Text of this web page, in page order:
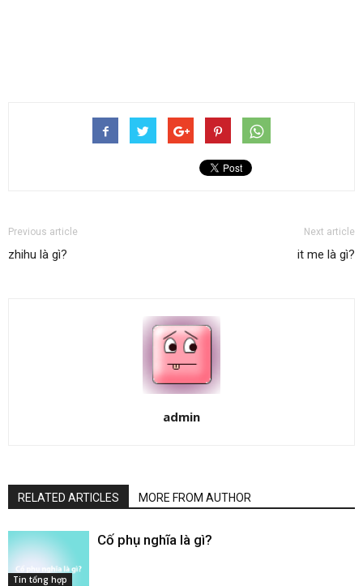
Previous article
zhihu là gì?
Next article
it me là gì?
admin
RELATED ARTICLES MORE FROM AUTHOR
Tin tổng hợp
Cố phụ nghĩa là gì​?